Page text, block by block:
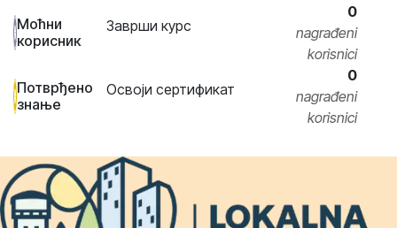
Моћни
корисник
Заврши курс
0
nagrađeni
korisnici
Потврђено
знање
Освоји сертификат
0
nagrađeni
korisnici